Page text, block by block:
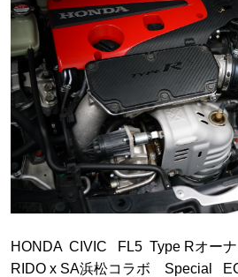
HONDA CIVIC FL5 Type Rオーナ
RIDO x SA浜松コラボ Special